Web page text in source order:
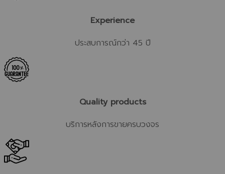
Experience
ประสบการณ์กว่า 45 ปี
Quality products
บริการหลังการขายครบวงจร